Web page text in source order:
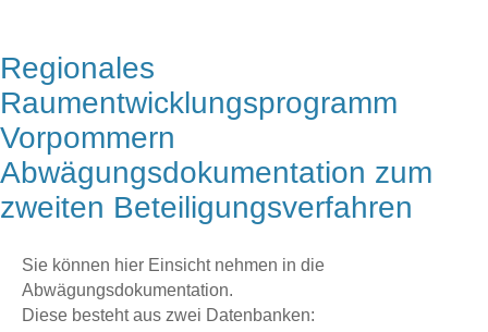
Regionales
Raumentwicklungsprogramm
Vorpommern
Abwägungsdokumentation zum
zweiten Beteiligungsverfahren
Sie können hier Einsicht nehmen in die
Abwägungsdokumentation.
Diese besteht aus zwei Datenbanken: